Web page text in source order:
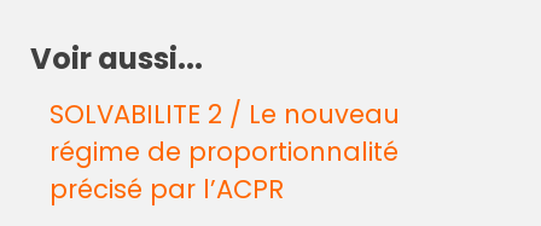
Voir aussi...
SOLVABILITE 2 / Le nouveau
régime de proportionnalité
précisé par l’ACPR